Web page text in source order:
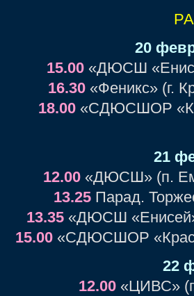
20
15.00 «ДЮСШ
16.30«Феникс» (г.
18.00«СДЮСШОР
21
12.00«ДЮСШ» (п.
13.25Парад.
13.35 «ДЮСШ «Енисей»
15.00«СДЮСШОР
22
12.00«ЦИВС» (г.